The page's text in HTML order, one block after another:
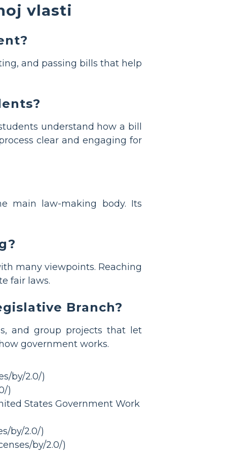
vlasti
and passing bills that help
understand how a bill
clear and engaging for
main law-making body. Its
many viewpoints. Reaching
fair laws.
Branch?
and group projects that let
government works.
by/2.0/)
)
States Government Work
by/2.0/)
by/2.0/)